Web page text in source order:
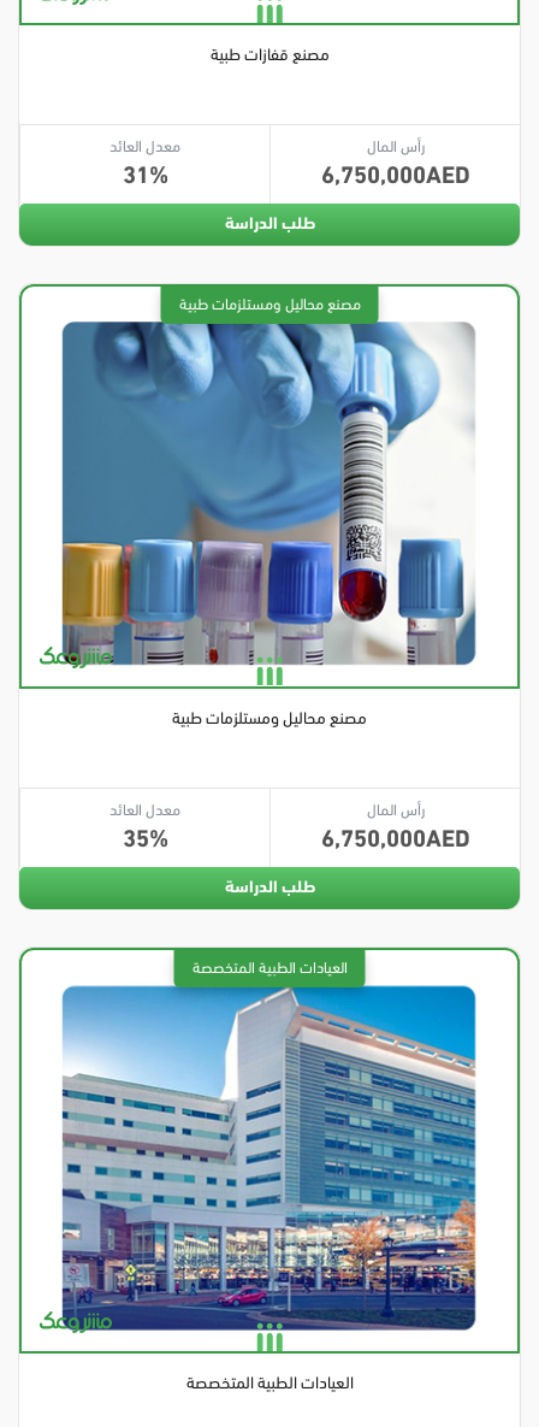
مصنع قفازات طبية
رأس المال
6,750,000
معدل العائد
31
طلب الدراسة
مصنع محاليل ومستلزمات طبية
رأس المال
6,750,000
معدل العائد
35
طلب الدراسة
العيادات الطبية المتخصصة